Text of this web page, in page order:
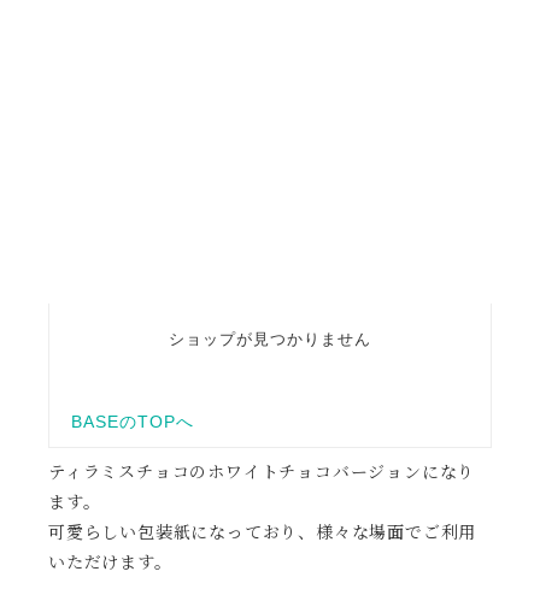
ティラミスチョコのホワイトチョコバージョンになり
ます。
可愛らしい包装紙になっており、様々な場面でご利用
いただけます。